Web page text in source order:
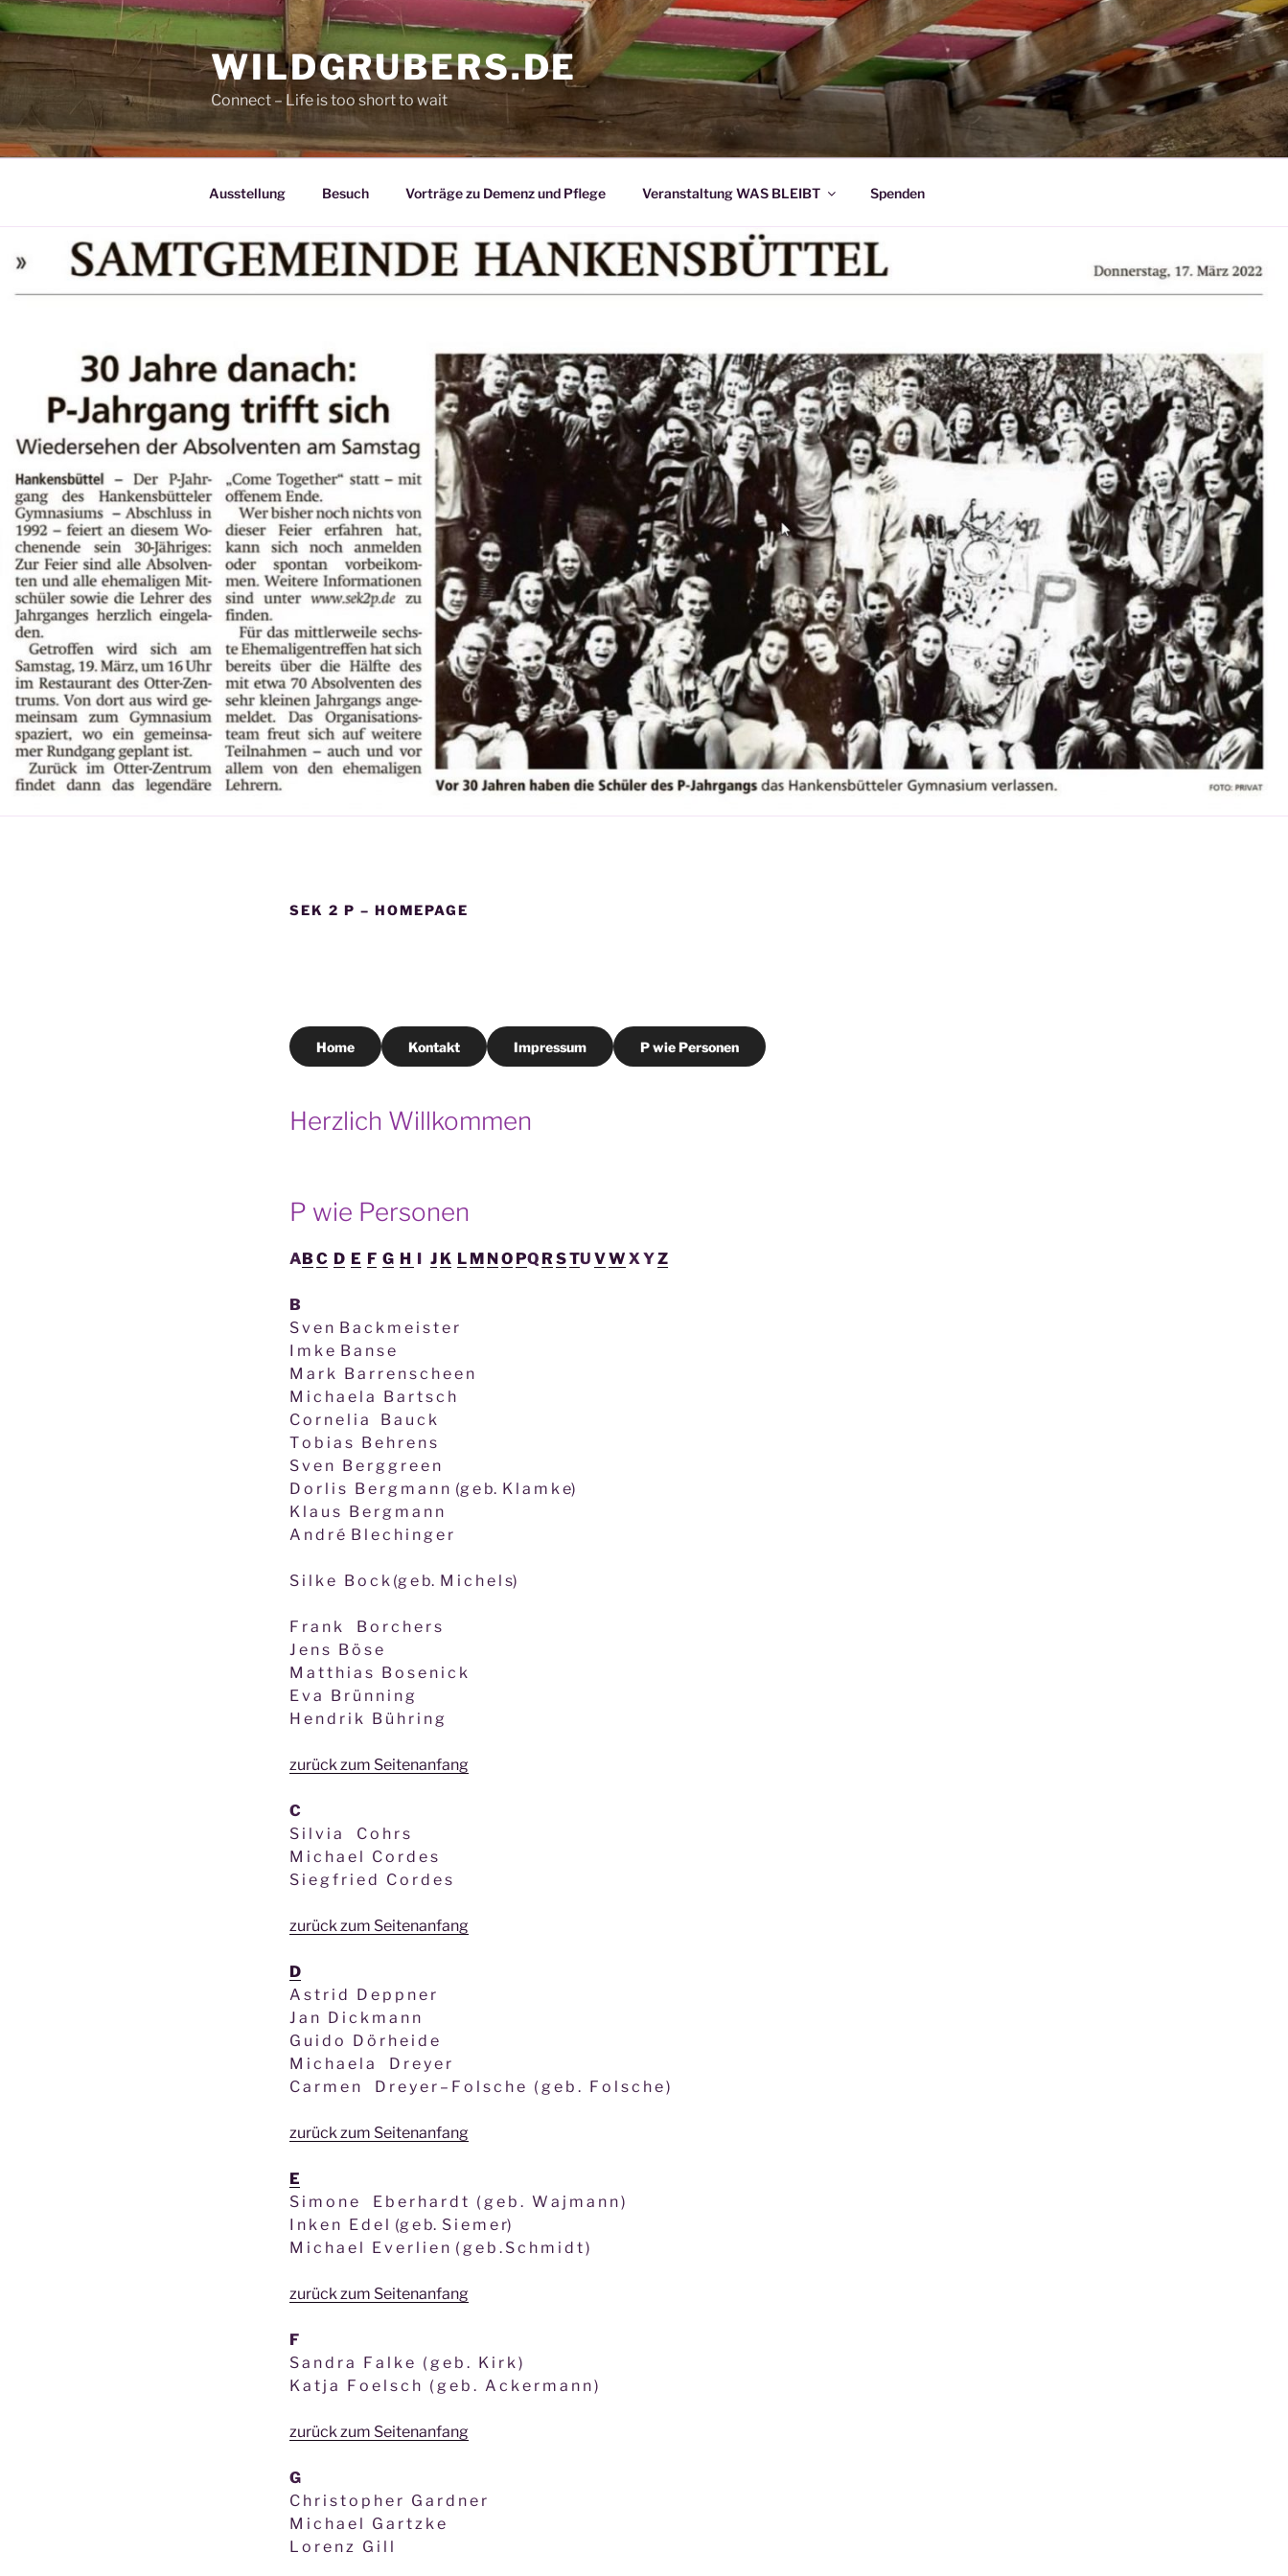
Zum
Inhalt
springen
WILDGRUBERS.DE
Connect – Life is too short to wait
Ausstellung Besuch Vorträge zu Demenz und Pflege Veranstaltung WAS BLEIBT Spenden
SEK 2 P – HOMEPAGE
Home Kontakt Impressum P wie Personen
Herzlich Willkommen
P wie Personen
AB C D E F G H I J K L M N O PQ RSTU VW X YZ
B
S v e n B a c k m e i s t e r
I m k e B a n s e
M a r k B a r r e n s c h e e n
M i c h a e l a B a r t s c h
C o r n e l i a B a u c k
T o b i a s B e h r e n s
S v e n B e r g g r e e n
D o r l i s B e r g m a n n (g e b. K l a m k e)
K l a u s B e r g m a n n
A n d r é B l e c h i n g e r
S i l k e B o c k (g e b. M i c h e l s)
F r a n k B o r c h e r s
J e n s B ö s e
M a t t h i a s B o s e n i c k
E v a B r ü n n i n g
H e n d r i k B ü h r i n g
zurück zum Seitenanfang
C
S i l v i a C o h r s
M i c h a e l C o r d e s
S i e g f r i e d C o r d e s
zurück zum Seitenanfang
D
A s t r i d D e p p n e r
J a n D i c k m a n n
G u i d o D ö r h e i d e
M i c h a e l a D r e y e r
C a r m e n D r e y e r – F o l s c h e ( g e b . F o l s c h e )
zurück zum Seitenanfang
E
S i m o n e E b e r h a r d t ( g e b . W a j m a n n )
I n k e n E d e l (g e b. S i e m e r)
M i c h a e l E v e r l i e n ( g e b . S c h m i d t )
zurück zum Seitenanfang
F
S a n d r a F a l k e ( g e b . K i r k )
K a t j a F o e l s c h ( g e b . A c k e r m a n n )
zurück zum Seitenanfang
G
C h r i s t o p h e r G a r d n e r
M i c h a e l G a r t z k e
L o r e n z G i l l